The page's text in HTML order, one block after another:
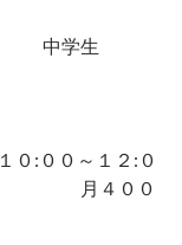
:００～１２:０
０